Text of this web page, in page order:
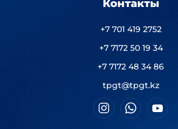
Контакты
+7 701 419 2752
+7 7172 50 19 34
+7 7172 48 34 86
tpgt@tpgt.kz